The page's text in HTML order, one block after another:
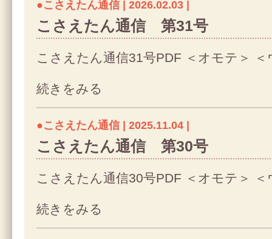
●こさえたん通信 | 2026.02.03 |
こさえたん通信 第31号
こさえたん通信31号PDF ＜オモテ＞
続きをみる
●こさえたん通信 | 2025.11.04 |
こさえたん通信 第30号
こさえたん通信30号PDF ＜オモテ＞ ＜
続きをみる